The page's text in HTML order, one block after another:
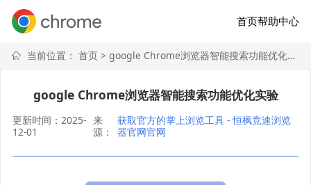
首页帮助中心
当前位置： 首页> google Chrome浏览器智能搜索功能优化实验
google Chrome浏览器智能搜索功能优化实验
更新时间：2025-
12-01
来
源：
获取官方的掌上浏览工具 - 恒枫竞速浏览
器官网官网